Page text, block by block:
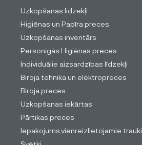
Uzkopšanas līdzekļi
Higiēnas un Papīra preces
Uzkopšanas inventārs
Personīgās Higiēnas preces
Individuālie aizsardzības līdzekļi
Biroja tehnika un elektropreces
Biroja preces
Uzkopšanas iekārtas
Pārtikas preces
Iepakojums,vienreizlietojamie trauki